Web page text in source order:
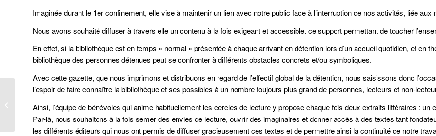
Imaginée durant le 1er confinement, elle vise à maintenir un lien avec notre public face à l’interruption de nos activités, liée aux
Nous avons souhaité diffuser à travers elle un contenu à la fois exigeant et accessible, ce support permettant de toucher
En effet, si la bibliothèque est en temps « normal » présentée à chaque arrivant en détention lors d’un accueil quotidien, et en
bibliothèque des personnes détenues peut se confronter à différents obstacles concrets et/ou symboliques.
Avec cette gazette, que nous imprimons et distribuons en regard de l’effectif global de la détention, nous saisissons donc
l’espoir de faire connaître la bibliothèque et ses possibles à un nombre toujours plus grand de personnes, lecteurs et non-
Ainsi, l’équipe de bénévoles qui anime habituellement les cercles de lecture y propose chaque fois deux extraits littéraires :
Par-là, nous souhaitons à la fois semer des envies de lecture, ouvrir des imaginaires et donner accès à des textes tant
les différents éditeurs qui nous ont permis de diffuser gracieusement ces textes et de permettre ainsi la continuité de notre
Dernier livre de la
sociologue Corinne
Rostaing